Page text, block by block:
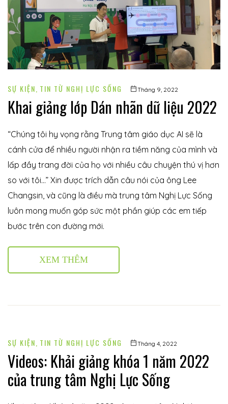
SỰ KIỆN TIN TỪ NGHỊ LỰC SỐNG Tháng 9, 2022
Khai giảng lớp Dán nhãn dữ liệu 2022
“Chúng tôi hy vọng rằng Trung tâm giáo dục AI sẽ là
cánh cửa để nhiều người nhận ra tiềm năng của mình và
lấp đầy trang đời của họ với nhiều câu chuyện thú vị hơn
so với tôi…” Xin được trích dẫn câu nói của ông Lee
Changsin, và cũng là điều mà trung tâm Nghị Lực Sống
luôn mong muốn góp sức một phần giúp các em tiếp
bước trên con đường mới.
XEM THÊM
SỰ KIỆN TIN TỪ NGHỊ LỰC SỐNG Tháng 4, 2022
Videos: Khải giảng khóa 1 năm 2022
của trung tâm Nghị Lực Sống